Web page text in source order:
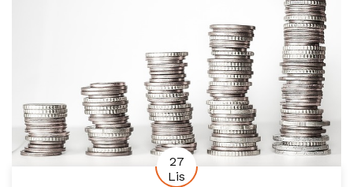
27
Lis